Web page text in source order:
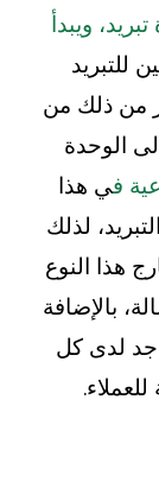
ويبدأ
للتبريد
من ذلك من
الوحدة
في هذا
لذلك
هذا النوع
بالإضافة
لدى كل